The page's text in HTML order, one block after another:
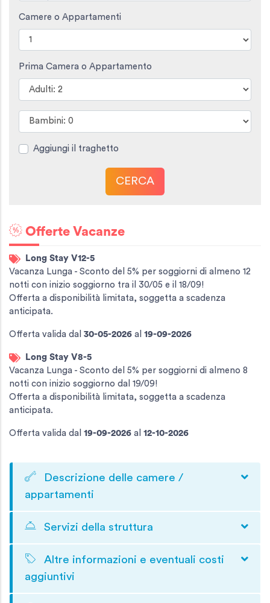
Camere o Appartamenti
Prima Camera o Appartamento
Aggiungi il traghetto
CERCA
Offerte Vacanze
Long Stay V12-5
Vacanza Lunga - Sconto del 5% per soggiorni di almeno 12
notti con inizio soggiorno tra il 30/05 e il 18/09!
Offerta a disponibilità limitata, soggetta a scadenza
anticipata.
Offerta valida dal 30-05-2026 al 19-09-2026
Long Stay V8-5
Vacanza Lunga - Sconto del 5% per soggiorni di almeno 8
notti con inizio soggiorno dal 19/09!
Offerta a disponibilità limitata, soggetta a scadenza
anticipata.
Offerta valida dal 19-09-2026 al 12-10-2026
Descrizione delle camere /
appartamenti
Servizi della struttura
Altre informazioni e eventuali costi
aggiuntivi